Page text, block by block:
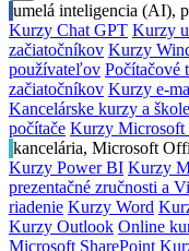
umelá inteligencia (AI),
Kurzy Chat GPT Kurzy
začiatočníkov Kurzy
používateľov Počítačové
začiatočníkov Kurzy e-
Kancelárske kurzy a
počítače Kurzy Microsoft
kancelária, Microsoft
Kurzy Power BI Kurzy
prezentačné zručnosti a
riadenie Kurzy Word
Kurzy Outlook Online
Microsoft SharePoint